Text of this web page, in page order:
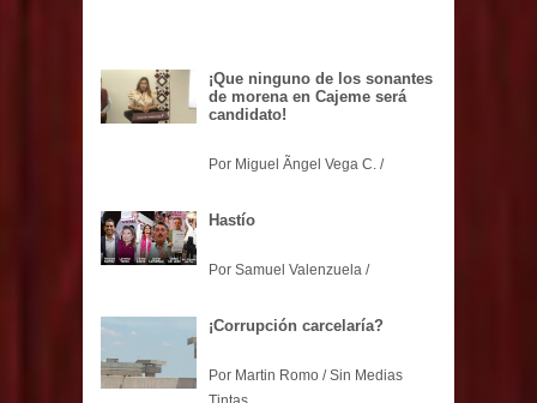
¡Que ninguno de los sonantes
de morena en Cajeme será
candidato!
Por Miguel Ãngel Vega C. /
Hastío
Por Samuel Valenzuela /
¡Corrupción carcelaría?
Por Martin Romo / Sin Medias